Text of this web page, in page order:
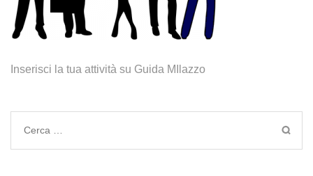
Inserisci la tua attività su Guida MIlazzo
Ricerca